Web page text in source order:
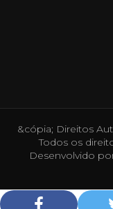
&cópia; Direitos
Todos os
Desenvolvido